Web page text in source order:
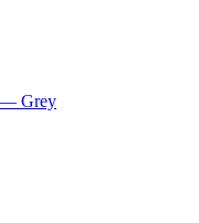
— Grey